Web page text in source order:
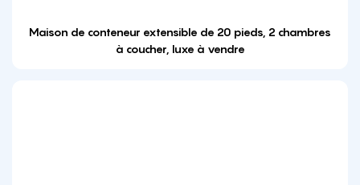
Maison de conteneur extensible de 20 pieds, 2 chambres
à coucher, luxe à vendre